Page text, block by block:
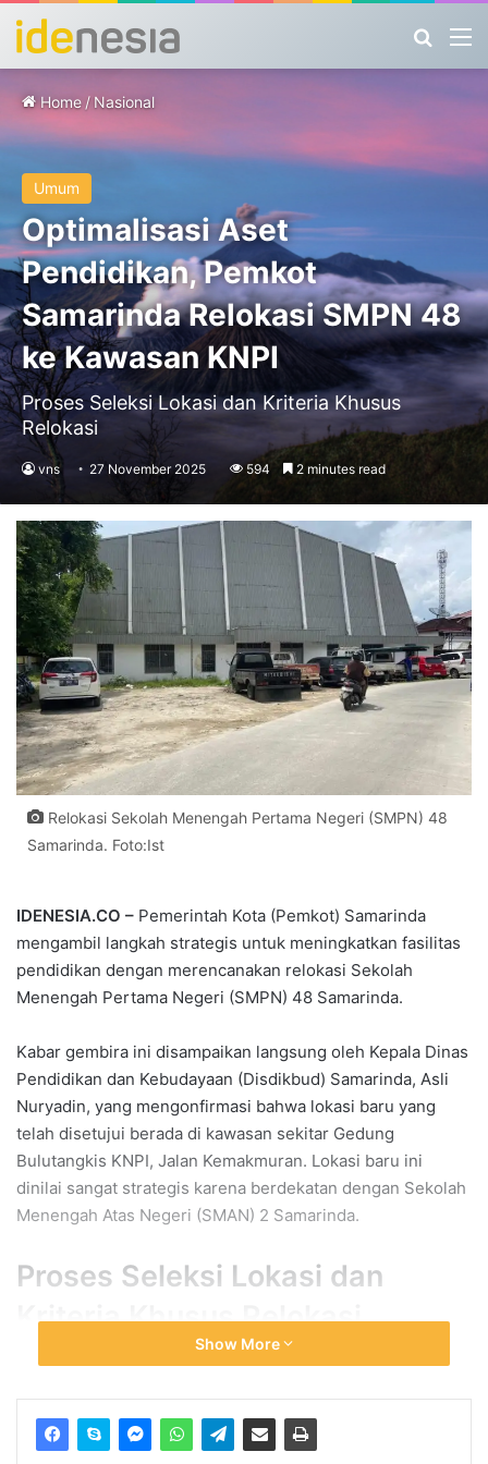
Home / Nasional
Umum
Optimalisasi Aset
Pendidikan, Pemkot
Samarinda Relokasi SMPN 48
ke Kawasan KNPI
Proses Seleksi Lokasi dan Kriteria Khusus
Relokasi
vns 27 November 2025 594 2 minutes read
Relokasi Sekolah Menengah Pertama Negeri (SMPN) 48
Samarinda. Foto:Ist
IDENESIA.CO – Pemerintah Kota (Pemkot) Samarinda
mengambil langkah strategis untuk meningkatkan fasilitas
pendidikan dengan merencanakan relokasi Sekolah
Menengah Pertama Negeri (SMPN) 48 Samarinda.
Kabar gembira ini disampaikan langsung oleh Kepala Dinas
Pendidikan dan Kebudayaan (Disdikbud) Samarinda, Asli
Nuryadin, yang mengonfirmasi bahwa lokasi baru yang
telah disetujui berada di kawasan sekitar Gedung
Bulutangkis KNPI, Jalan Kemakmuran. Lokasi baru ini
dinilai sangat strategis karena berdekatan dengan Sekolah
Menengah Atas Negeri (SMAN) 2 Samarinda.
Proses Seleksi Lokasi dan
Kriteria Khusus Relokasi
Proses pemilihan lokasi baru untuk SMPN 48 Samarinda
koordinasi lintas sektor di lingkungan Pemkot. Asli
Nuryadin menjelaskan bahwa proses pencarian alternatif
Show More